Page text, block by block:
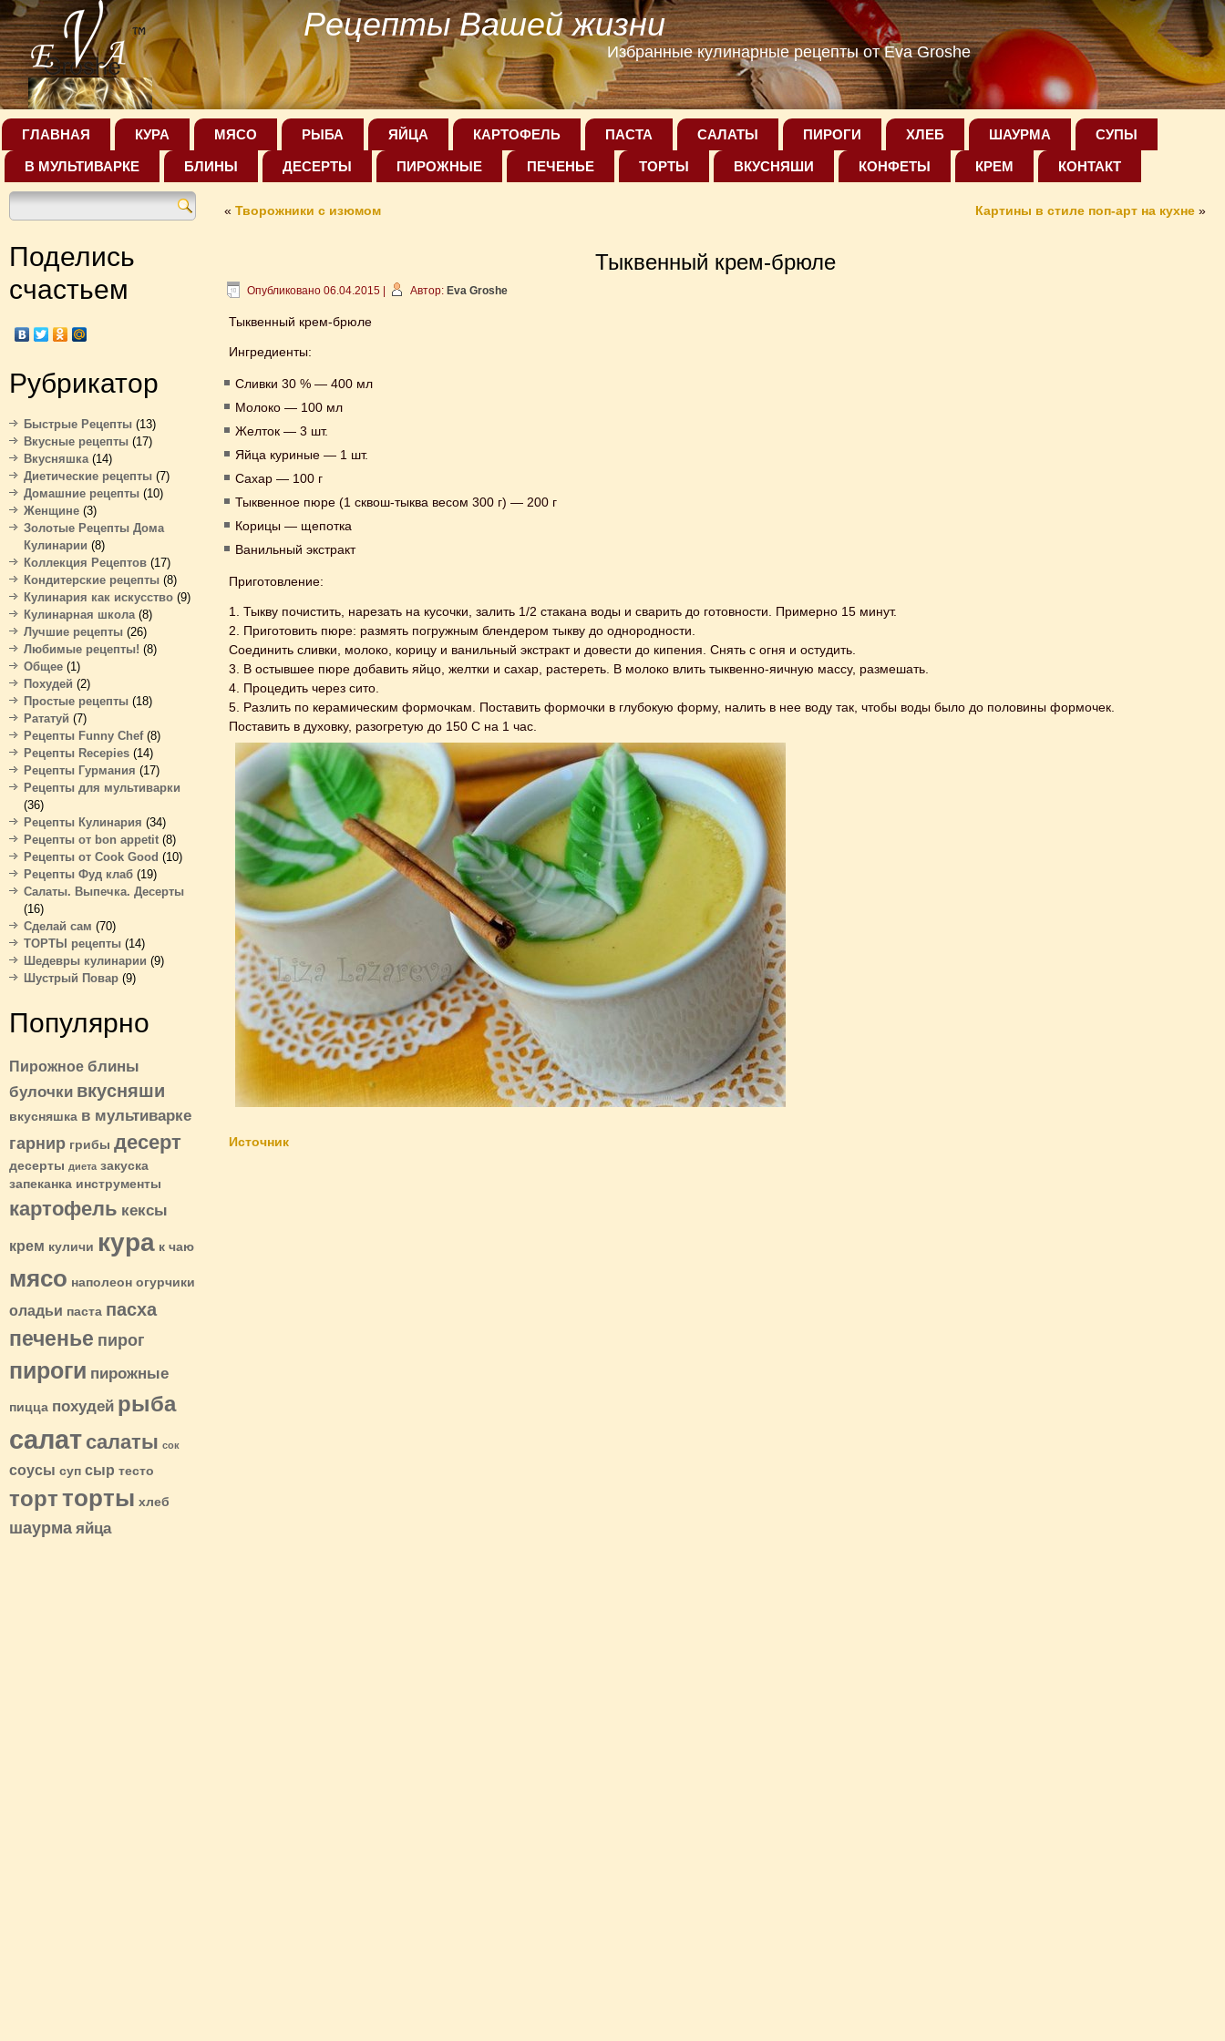
Рецепты Вашей жизни
Избранные кулинарные рецепты от Eva Groshe
ГЛАВНАЯ КУРА МЯСО РЫБА ЯЙЦА КАРТОФЕЛЬ ПАСТА САЛАТЫ ПИРОГИ ХЛЕБ ШАУРМА СУПЫ
В МУЛЬТИВАРКЕ БЛИНЫ ДЕСЕРТЫ ПИРОЖНЫЕ ПЕЧЕНЬЕ ТОРТЫ ВКУСНЯШИ КОНФЕТЫ КРЕМ КОНТАКТ
Поделись
счастьем
Рубрикатор
Быстрые Рецепты (13)
Вкусные рецепты (17)
Вкусняшка(14)
Диетические рецепты (7)
Домашние рецепты (10)
Женщине (3)
Золотые Рецепты Дома
Кулинарии (8)
Коллекция Рецептов (17)
Кондитерские рецепты (8)
Кулинария как искусство (9)
Кулинарная школа(8)
Лучшие рецепты (26)
Любимые рецепты! (8)
Общее (1)
Похудей (2)
Простые рецепты (18)
Рататуй (7)
Рецепты Funny Chef(8)
Рецепты Recepies (14)
Рецепты Гурмания (17)
Рецепты для мультиварки
(36)
Рецепты Кулинария (34)
Рецепты от bon appetit (8)
Рецепты от Cook Good (10)
Рецепты Фуд клаб (19)
Салаты. Выпечка. Десерты
(16)
Сделай сам (70)
ТОРТЫ рецепты (14)
Шедевры кулинарии (9)
Шустрый Повар (9)
Популярно
Пирожное блины
булочки вкусняши
вкусняшка в мультиварке
гарнир грибы десерт
десерты диета закуска
запеканка инструменты
картофель кексы
крем куличи кура к чаю
мясо наполеон огурчики
оладьи паста пасха
печенье пирог
пироги пирожные
пицца похудей рыба
салат салаты сок
соусы суп сыр тесто
тортторты хлеб
шаурма яйца
« Творожники с изюмом Картины в стиле поп-арт на кухне »
Тыквенный крем-брюле
Опубликовано 06.04.2015 Автор: Eva Groshe
Тыквенный крем-брюле
Ингредиенты:
Сливки 30 % — 400 мл
Молоко — 100 мл
Желток — 3 шт.
Яйца куриные — 1 шт.
Сахар — 100 г
Тыквенное пюре (1 сквош-тыква весом 300 г) — 200 г
Корицы — щепотка
Ванильный экстракт
Приготовление:
1. Тыкву почистить, нарезать на кусочки, залить 1/2 стакана воды и сварить до готовности. Примерно 15 минут.
2. Приготовить пюре: размять погружным блендером тыкву до однородности.
Соединить сливки, молоко, корицу и ванильный экстракт и довести до кипения. Снять с огня и остудить.
3. В остывшее пюре добавить яйцо, желтки и сахар, растереть. В молоко влить тыквенно-яичную массу, размешать.
4. Процедить через сито.
5. Разлить по керамическим формочкам. Поставить формочки в глубокую форму, налить в нее воду так, чтобы воды было до половины формочек.
Поставить в духовку, разогретую до 150 С на 1 час.
Источник